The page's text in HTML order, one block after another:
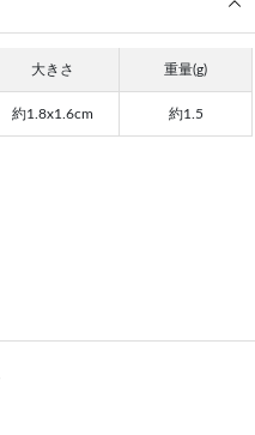
大きさ 重量(g)
約1.8x1.6cm 約1.5